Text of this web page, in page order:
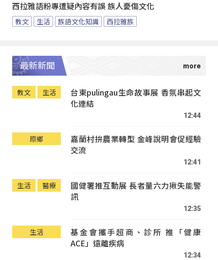
西拉雅語粉專遭疑內容有誤 族人憂傷文化
教文 生活 族語文化知識 西拉雅族
最新新聞
教文 生活
台東pulingau生命故事展 香氛串起文
化連結
12:44
原鄉
嘉蘭村拚農業轉型 金峰說明會促經驗
交流
12:41
生活 醫療
國健署推互動展 長者量六力揪失能警
訊
12:35
生活
基金會攜手超商、診所 推「健康
ACE」遠離疾病
12:34